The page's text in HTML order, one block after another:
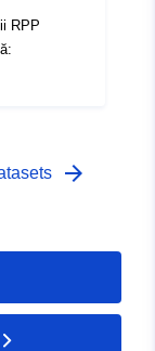
RPP
arrow_forward